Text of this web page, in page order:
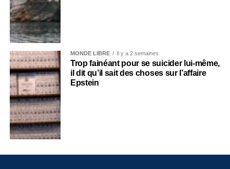
MONDE LIBRE Il y a 2 semaines
Trop fainéant pour se suicider lui-même,
il dit qu’il sait des choses sur l’affaire
Epstein